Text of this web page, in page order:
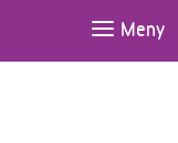
Meny